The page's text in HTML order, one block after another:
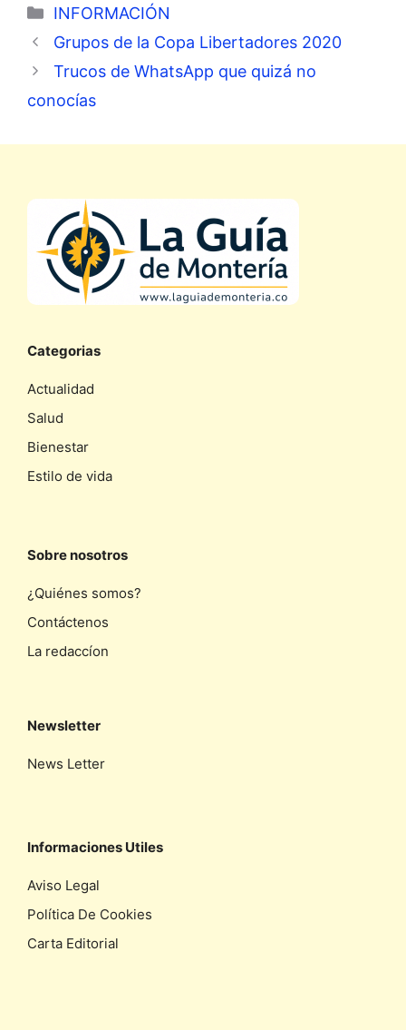
Categorías
INFORMACIÓN
Grupos de la Copa Libertadores 2020
Trucos de WhatsApp que quizá no
conocías
Categorias
Actualidad
Salud
Bienestar
Estilo de vida
Sobre nosotros
¿Quiénes somos?
Contáctenos
La redaccíon
Newsletter
News Letter
Informaciones Utiles
Aviso Legal
Política De Cookies
Carta Editorial